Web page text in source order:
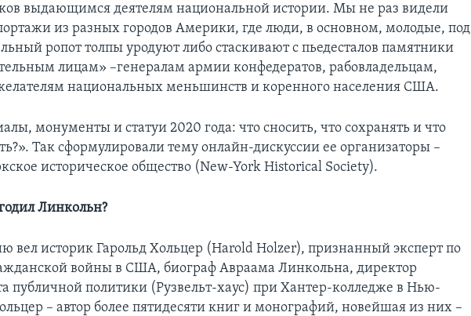
выдающимся деятелям национальной истории. Мы не раз видели
из разных городов Америки, где люди, в основном, молодые, под
ропот толпы уродуют либо стаскивают с пьедесталов памятники
лицам» –генералам армии конфедератов, рабовладельцам,
национальных меньшинств и коренного населения США.
монументы и статуи 2020 года: что сносить, что сохранять и что
Так сформулировали тему онлайн-дискуссии ее организаторы –
историческое общество (New-York Historical Society).
Линкольн?
вел историк Гарольд Хольцер (Harold Holzer), признанный эксперт по
войны в США, биограф Авраама Линкольна, директор
публичной политики (Рузвельт-хаус) при Хантер-колледже в Нью-
– автор более пятидесяти книг и монографий, новейшая из них –